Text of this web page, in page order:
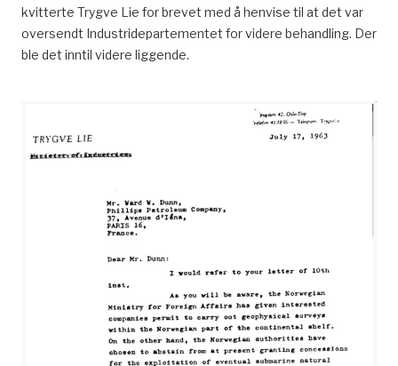
kvitterte Trygve Lie for brevet med å henvise til at det var
oversendt Industridepartementet for videre behandling. Der
ble det inntil videre liggende.